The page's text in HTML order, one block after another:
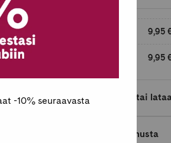
Äänikirja 9,95
9,95
Lue linkin kautta selaimessa tai
Pöllöklubilaisille jopa 5 % bonusta
-10% seuraavasta